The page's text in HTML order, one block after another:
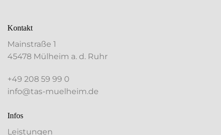
Kontakt
Mainstraße 1
45478 Mülheim a. d. Ruhr
+49 208 59 99 0
info@tas-muelheim.de
Infos
Leistungen